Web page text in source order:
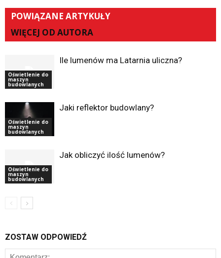
POWIĄZANE ARTYKUŁY
WIĘCEJ OD AUTORA
Oświetlenie do
maszyn
budowlanych
Ile lumenów ma Latarnia uliczna?
Oświetlenie do
maszyn
budowlanych
Jaki reflektor budowlany?
Oświetlenie do
maszyn
budowlanych
Jak obliczyć ilość lumenów?
ZOSTAW ODPOWIEDŹ